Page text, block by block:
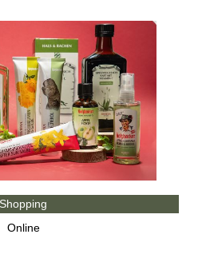
Shopping
Online